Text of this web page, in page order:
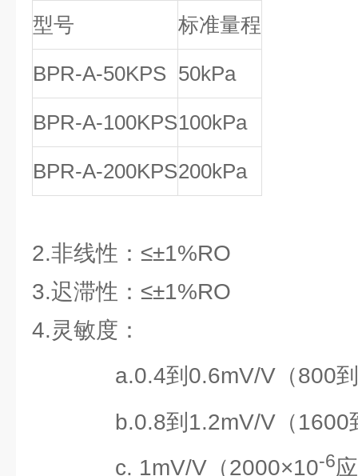
型号 标准量程
BPR-A-50KPS 50kPa
BPR-A-100KPS100kPa
BPR-A-200KPS200kPa
2.非线性：≤±1%RO
3.迟滞性：≤±1%RO
4.灵敏度：
a.0.4到0.6mV/V（800到
b.0.8到1.2mV/V（1600
c. 1mV/V（2000×10-6